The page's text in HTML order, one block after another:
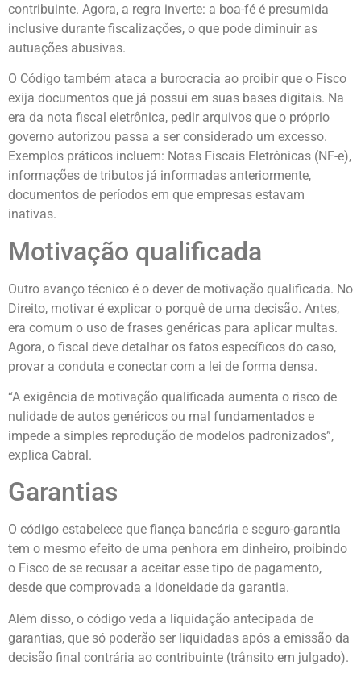
contribuinte. Agora, a regra inverte: a boa-fé é presumida
inclusive durante fiscalizações, o que pode diminuir as
autuações abusivas.
O Código também ataca a burocracia ao proibir que o Fisco
exija documentos que já possui em suas bases digitais. Na
era da nota fiscal eletrônica, pedir arquivos que o próprio
governo autorizou passa a ser considerado um excesso.
Exemplos práticos incluem: Notas Fiscais Eletrônicas (NF-e),
informações de tributos já informadas anteriormente,
documentos de períodos em que empresas estavam
inativas.
Motivação qualificada
Outro avanço técnico é o dever de motivação qualificada. No
Direito, motivar é explicar o porquê de uma decisão. Antes,
era comum o uso de frases genéricas para aplicar multas.
Agora, o fiscal deve detalhar os fatos específicos do caso,
provar a conduta e conectar com a lei de forma densa.
“A exigência de motivação qualificada aumenta o risco de
nulidade de autos genéricos ou mal fundamentados e
impede a simples reprodução de modelos padronizados”,
explica Cabral.
Garantias
O código estabelece que fiança bancária e seguro-garantia
tem o mesmo efeito de uma penhora em dinheiro, proibindo
o Fisco de se recusar a aceitar esse tipo de pagamento,
desde que comprovada a idoneidade da garantia.
Além disso, o código veda a liquidação antecipada de
garantias, que só poderão ser liquidadas após a emissão da
decisão final contrária ao contribuinte (trânsito em julgado).